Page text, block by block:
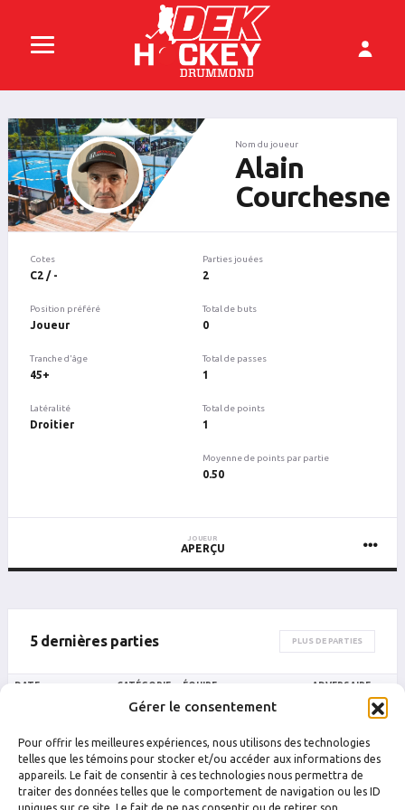
Gérer le consentement
Pour offrir les meilleures expériences, nous utilisons des technologies
telles que les témoins pour stocker et/ou accéder aux informations des
appareils. Le fait de consentir à ces technologies nous permettra de
traiter des données telles que le comportement de navigation ou les ID
Nom du joueur
Alain
Courchesne
Cotes
C2 / -
Position préféré
Joueur
Tranche d'âge
45+
Latéralité
Droitier
Parties jouées
2
Total de buts
0
Total de passes
1
Total de points
1
Moyenne de points par partie
0.50
JOUEUR
APERÇU
5 dernières parties PLUS DE PARTIES
DATE CATÉGORIE ÉQUIPE ADVERSAIRE
Drummondville
7 août 2024 00 h 05 M8
Drummondville
Les commandos Red fox